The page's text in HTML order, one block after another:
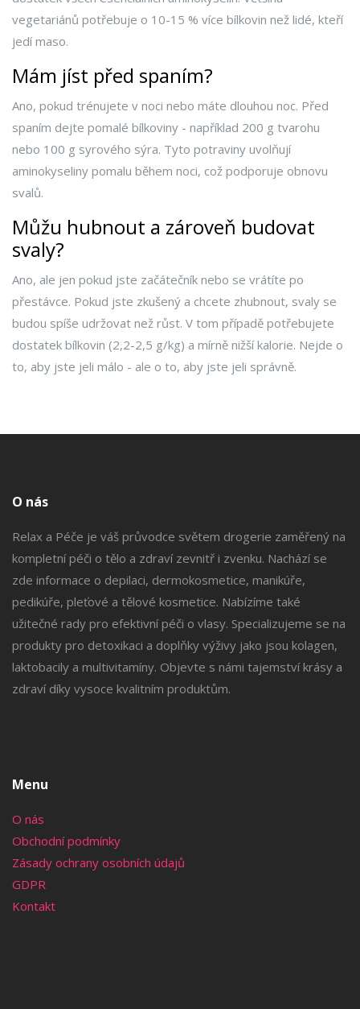
vegetariánů potřebuje o 10-15 % více bílkovin než lidé, kteří
jedí maso.
Mám jíst před spaním?
Ano, pokud trénujete v noci nebo máte dlouhou noc. Před
spaním dejte pomalé bílkoviny - například 200 g tvarohu
nebo 100 g syrového sýra. Tyto potraviny uvolňují
aminokyseliny pomalu během noci, což podporuje obnovu
svalů.
Můžu hubnout a zároveň budovat
svaly?
Ano, ale jen pokud jste začátečník nebo se vrátíte po
přestávce. Pokud jste zkušený a chcete zhubnout, svaly se
budou spíše udržovat než růst. V tom případě potřebujete
dostatek bílkovin (2,2-2,5 g/kg) a mírně nižší kalorie. Nejde o
to, aby jste jeli málo - ale o to, aby jste jeli správně.
O nás
Relax a Péče je váš průvodce světem drogerie zaměřený na
kompletní péči o tělo a zdraví zevnitř i zvenku. Nachází se
zde informace o depilaci, dermokosmetice, manikúře,
pedikúře, pleťové a tělové kosmetice. Nabízíme také
užitečné rady pro efektivní péči o vlasy. Specializujeme se na
produkty pro detoxikaci a doplňky výživy jako jsou kolagen,
laktobacily a multivitamíny. Objevte s námi tajemství krásy a
zdraví díky vysoce kvalitním produktům.
Menu
O nás
Obchodní podmínky
Zásady ochrany osobních údajů
GDPR
Kontakt